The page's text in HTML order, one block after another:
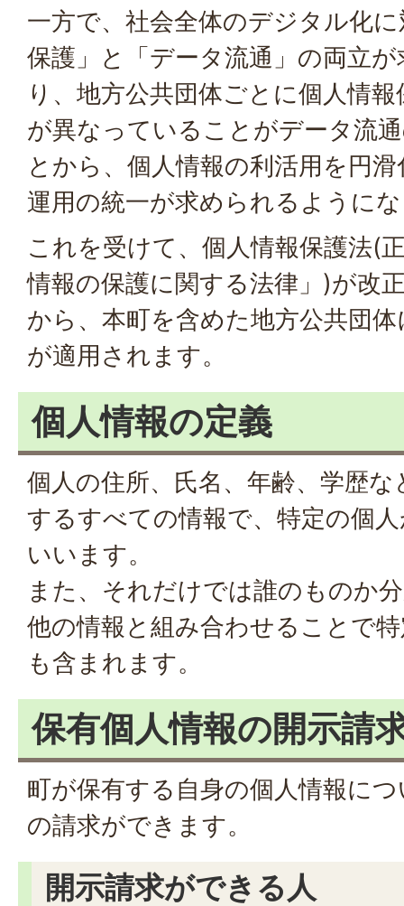
一方で、社会全体のデジタル化
保護」と「データ流通」の両立
り、地方公共団体ごとに個人情
が異なっていることがデータ流
とから、個人情報の利活用を円
運用の統一が求められるように
これを受けて、個人情報保護法(
情報の保護に関する法律」)が改
から、本町を含めた地方公共団
が適用されます。
個人情報の定義
個人の住所、氏名、年齢、学歴
するすべての情報で、特定の個
いいます。
また、それだけでは誰のものか
他の情報と組み合わせることで
も含まれます。
保有個人情報の開示請
町が保有する自身の個人情報に
の請求ができます。
開示請求ができる人